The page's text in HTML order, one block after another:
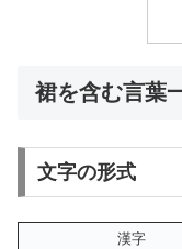
裙を含む言葉
文字の形式
漢字